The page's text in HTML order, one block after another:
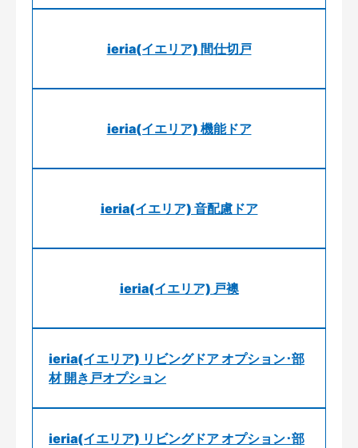
ieria(イエリア) 間仕切戸
ieria(イエリア) 機能ドア
ieria(イエリア) 音配慮ドア
ieria(イエリア) 戸襖
ieria(イエリア) リビングドア オプション･部
材 開き戸オプション
ieria(イエリア) リビングドア オプション･部